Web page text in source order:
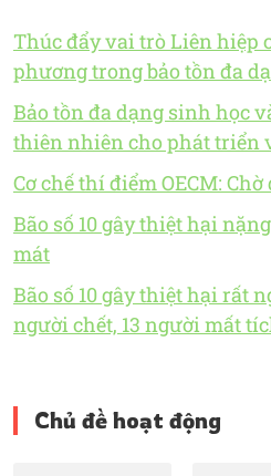
Thúc đẩy vai trò Liên hiệp
phương trong bảo tồn đa
Bảo tồn đa dạng sinh học
thiên nhiên cho phát triển
Cơ chế thí điểm OECM:
Bão số 10 gây thiệt hại
mát
Bão số 10 gây thiệt hại rất
người chết, 13 người mất
Chủ đề hoạt động